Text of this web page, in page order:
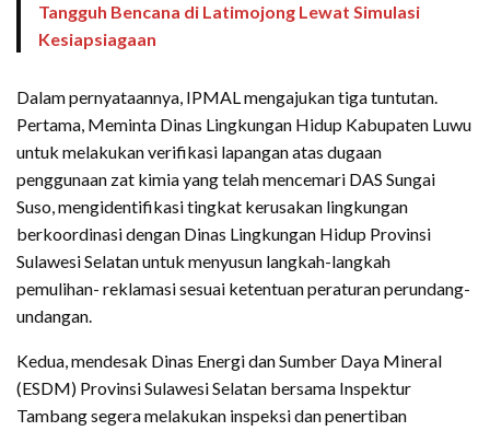
Tangguh Bencana di Latimojong Lewat Simulasi
Kesiapsiagaan
Dalam pernyataannya, IPMAL mengajukan tiga tuntutan.
Pertama, Meminta Dinas Lingkungan Hidup Kabupaten Luwu
untuk melakukan verifikasi lapangan atas dugaan
penggunaan zat kimia yang telah mencemari DAS Sungai
Suso, mengidentifikasi tingkat kerusakan lingkungan
berkoordinasi dengan Dinas Lingkungan Hidup Provinsi
Sulawesi Selatan untuk menyusun langkah-langkah
pemulihan- reklamasi sesuai ketentuan peraturan perundang-
undangan.
Kedua, mendesak Dinas Energi dan Sumber Daya Mineral
(ESDM) Provinsi Sulawesi Selatan bersama Inspektur
Tambang segera melakukan inspeksi dan penertiban